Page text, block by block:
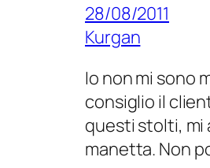
28/08/2011
Kurgan
Io non mi sono
consiglio il
questi stolti, mi
manetta. Non